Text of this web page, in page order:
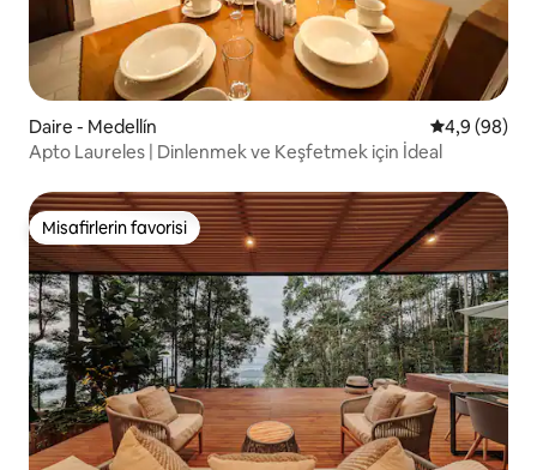
Daire - Medellín 5 üzerinden
4,9 (98)
Apto Laureles | Dinlenmek ve Keşfetmek için İdeal
Misafirlerin favorisi
Misafirlerin favorisi